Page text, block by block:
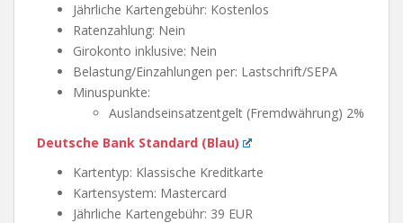
Jährliche Kartengebühr: Kostenlos
Ratenzahlung: Nein
Girokonto inklusive: Nein
Belastung/Einzahlungen per: Lastschrift/SEPA
Minuspunkte:
Auslandseinsatzentgelt (Fremdwährung) 2%
Deutsche Bank Standard (Blau)
Kartentyp: Klassische Kreditkarte
Kartensystem: Mastercard
Jährliche Kartengebühr: 39 EUR